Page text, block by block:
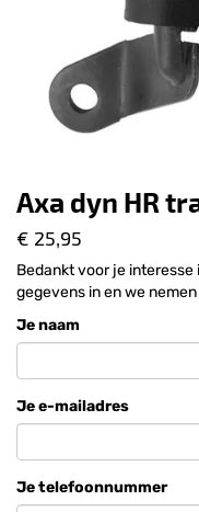
Axa dyn HR
€ 25,95
Bedankt voor je
gegevens in en we
Je naam
Je e-mailadres
Je telefoonnummer